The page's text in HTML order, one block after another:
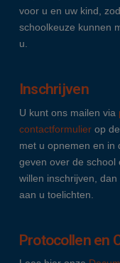
voor u en uw kind,
schoolkeuze kunnen
u.
Inschrijven
U kunt ons mailen via
contactformulierop de
met u opnemen en in
geven over de school
willen inschrijven,
aan u toelichten.
Protocollen en